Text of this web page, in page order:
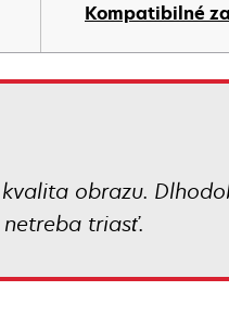
Kompatibilné
obrazu.
triasť.